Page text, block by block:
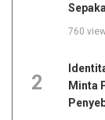
760
2
Minta